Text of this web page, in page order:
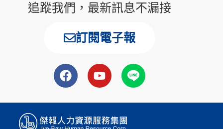
追蹤我們，最新訊息不漏接
訂閱電子報